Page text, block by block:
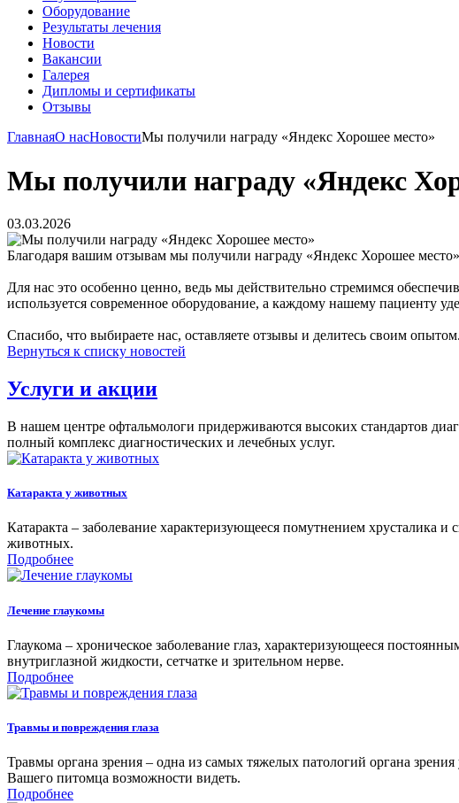
Оборудование
Результаты лечения
Новости
Вакансии
Галерея
Дипломы и сертификаты
Отзывы
ГлавнаяО насНовостиМы получили награду «Яндекс Хорошее место»
Мы получили награду «Яндекс
03.03.2026
Благодаря вашим отзывам мы получили награду «Яндекс Хорошее
Для нас это особенно ценно, ведь мы действительно стремимся
используется современное оборудование, а каждому нашему пациенту
Спасибо, что выбираете нас, оставляете отзывы и делитесь своим опытом.
Вернуться к списку новостей
Услуги и акции
В нашем центре офтальмологи придерживаются высоких стандартов
полный комплекс диагностических и лечебных услуг.
Катаракта у животных
Катаракта – заболевание характеризующееся помутнением хрусталика
животных.
Подробнее
Лечение глаукомы
Глаукома – хроническое заболевание глаз, характеризующееся
внутриглазной жидкости, сетчатке и зрительном нерве.
Подробнее
Травмы и повреждения глаза
Травмы органа зрения – одна из самых тяжелых патологий органа
Вашего питомца возможности видеть.
Подробнее